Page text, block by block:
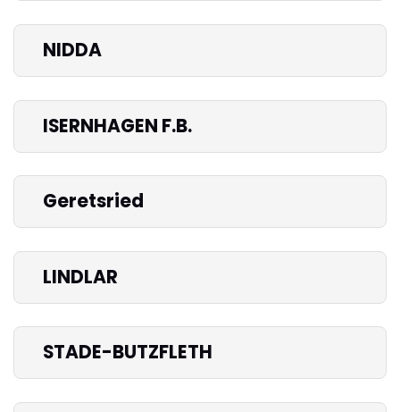
NIDDA
ISERNHAGEN F.B.
Geretsried
LINDLAR
STADE-BUTZFLETH